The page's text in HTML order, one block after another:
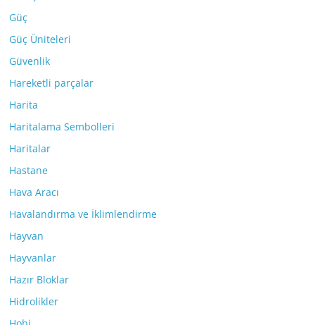
Güç
Güç Üniteleri
Güvenlik
Hareketli parçalar
Harita
Haritalama Sembolleri
Haritalar
Hastane
Hava Aracı
Havalandırma ve İklimlendirme
Hayvan
Hayvanlar
Hazır Bloklar
Hidrolikler